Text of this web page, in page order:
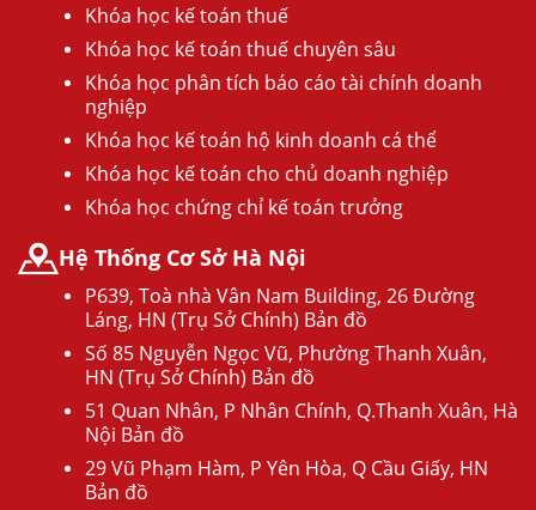
Khóa học kế toán thuế
Khóa học kế toán thuế chuyên sâu
Khóa học phân tích báo cáo tài chính doanh
nghiệp
Khóa học kế toán hộ kinh doanh cá thể
Khóa học kế toán cho chủ doanh nghiệp
Khóa học chứng chỉ kế toán trưởng
Hệ Thống Cơ Sở Hà Nội
P639, Toà nhà Vân Nam Building, 26 Đường
Láng, HN (Trụ Sở Chính) Bản đồ
Số 85 Nguyễn Ngọc Vũ, Phường Thanh Xuân,
HN (Trụ Sở Chính) Bản đồ
51 Quan Nhân, P Nhân Chính, Q.Thanh Xuân, Hà
Nội Bản đồ
29 Vũ Phạm Hàm, P Yên Hòa, Q Cầu Giấy, HN
Bản đồ